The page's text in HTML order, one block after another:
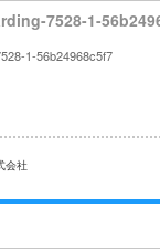
7528-1-
1-56b24968c5f7
会社